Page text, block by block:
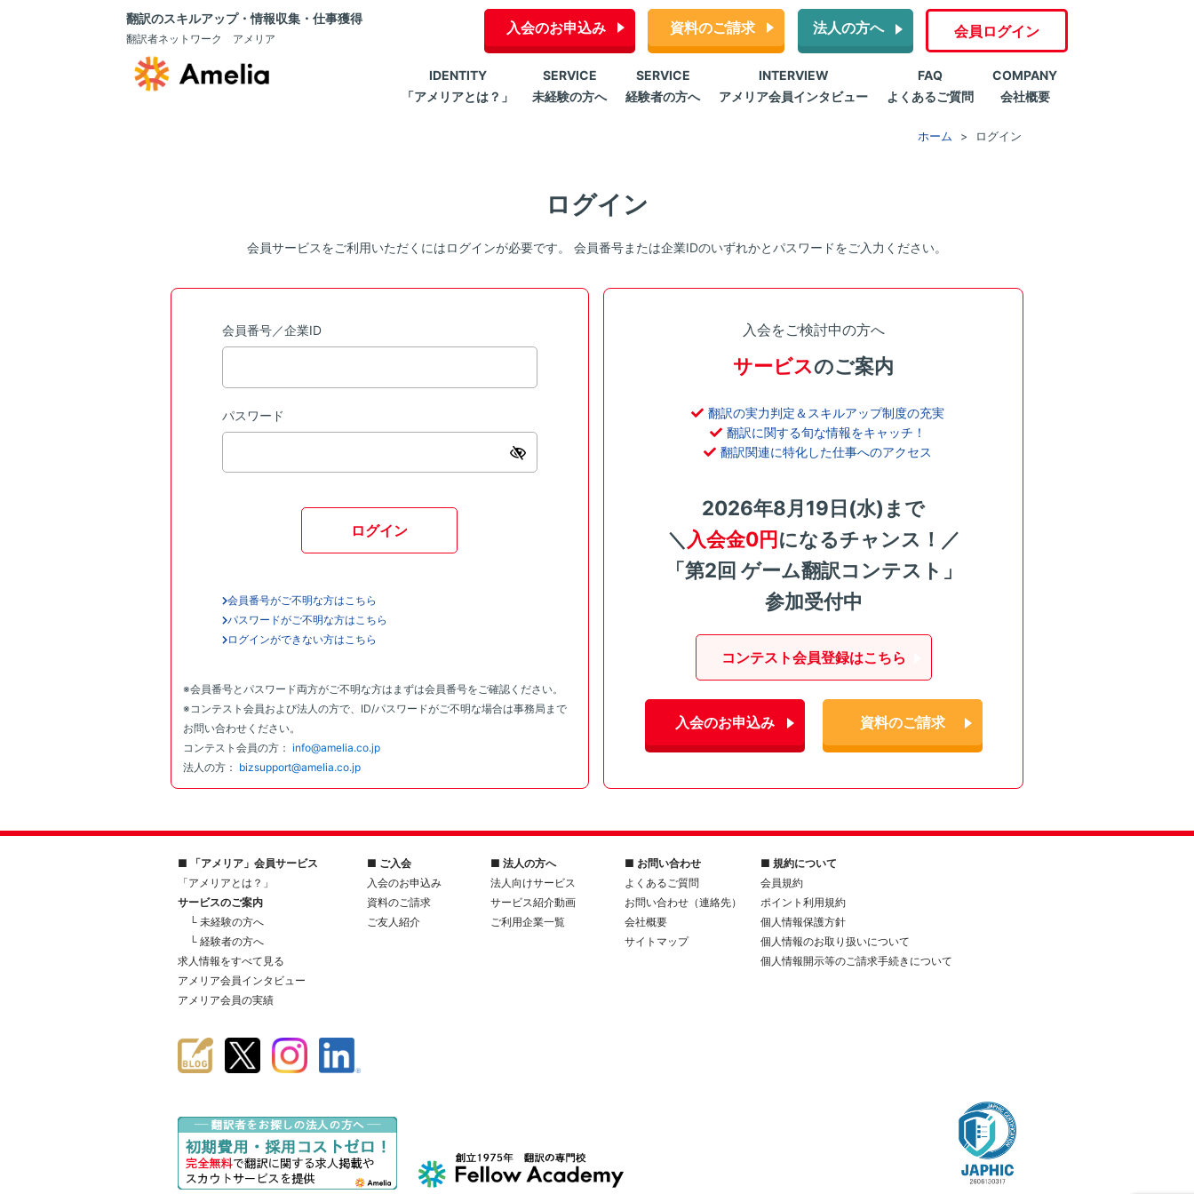
翻訳のスキルアップ・情報収集・仕事獲得
翻訳者ネットワーク アメリア
入会のお申込み 資料のご請求 法人の方へ 会員ログイン
IDENTITY
「アメリアとは？」
SERVICE
未経験の方へ
SERVICE
経験者の方へ
INTERVIEW
アメリア会員インタビュー
FAQ
よくあるご質問
COMPANY
会社概要
ホーム ログイン
ログイン
会員サービスをご利用いただくにはログインが必要です。 会員番号または企業IDのいずれかとパスワードをご入力ください。
会員番号／企業ID
パスワード
ログイン
会員番号がご不明な方はこちら
パスワードがご不明な方はこちら
ログインができない方はこちら
※会員番号とパスワード両方がご不明な方はまずは会員番号をご確認ください。
※コンテスト会員および法人の方で、ID/パスワードがご不明な場合は事務局まで
お問い合わせください。
コンテスト会員の方： info@amelia.co.jp
法人の方： bizsupport@amelia.co.jp
入会をご検討中の方へ
サービスのご案内
翻訳の実力判定＆スキルアップ制度の充実
翻訳に関する旬な情報をキャッチ！
翻訳関連に特化した仕事へのアクセス
2026年8月19日(水)まで
＼ 入会金0円になるチャンス！／
「第2回 ゲーム翻訳コンテスト」
参加受付中
コンテスト会員登録はこちら
入会のお申込み 資料のご請求
■ 「アメリア」会員サービス
「アメリアとは？」
サービスのご案内
└ 未経験の方へ
└ 経験者の方へ
求人情報をすべて見る
アメリア会員インタビュー
アメリア会員の実績
■ ご入会
入会のお申込み
資料のご請求
ご友人紹介
■ 法人の方へ
法人向けサービス
サービス紹介動画
ご利用企業一覧
■ お問い合わせ
よくあるご質問
お問い合わせ（連絡先）
会社概要
サイトマップ
■ 規約について
会員規約
ポイント利用規約
個人情報保護方針
個人情報のお取り扱いについて
個人情報開示等のご請求手続きについて